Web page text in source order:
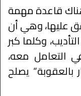
قاعدة مهمة
عليها، وهي أن
وكلما كبر
التعامل معه،
بالعقوبة“ يصلح